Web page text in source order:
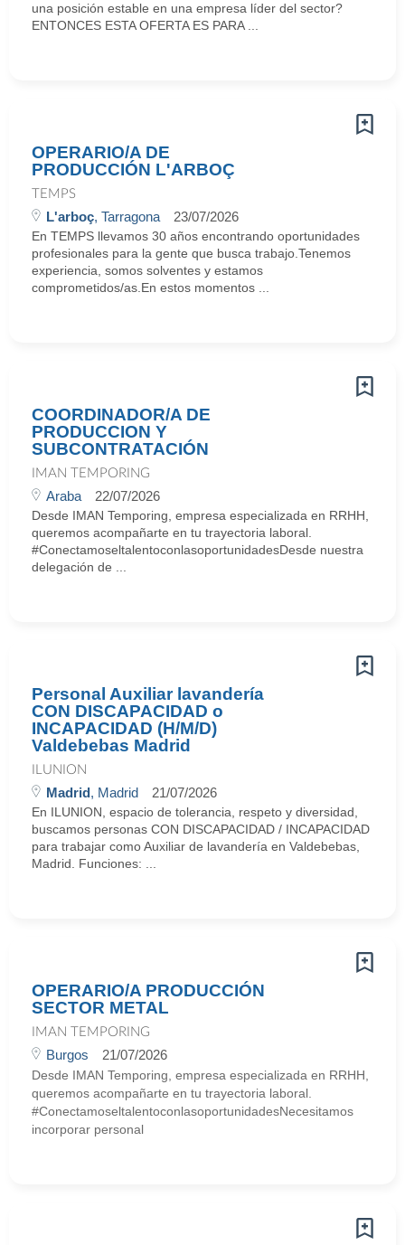
una posición estable en una empresa líder del sector?
ENTONCES ESTA OFERTA ES PARA ...
OPERARIO/A DE
PRODUCCIÓN L'ARBOÇ
TEMPS
L'arboç, Tarragona 23/07/2026
En TEMPS llevamos 30 años encontrando oportunidades
profesionales para la gente que busca trabajo.Tenemos
experiencia, somos solventes y estamos
comprometidos/as.En estos momentos ...
COORDINADOR/A DE
PRODUCCION Y
SUBCONTRATACIÓN
IMAN TEMPORING
Araba 22/07/2026
Desde IMAN Temporing, empresa especializada en RRHH,
queremos acompañarte en tu trayectoria laboral.
#ConectamoseltalentoconlasoportunidadesDesde nuestra
delegación de ...
Personal Auxiliar lavandería
CON DISCAPACIDAD o
INCAPACIDAD (H/M/D)
Valdebebas Madrid
ILUNION
Madrid, Madrid 21/07/2026
En ILUNION, espacio de tolerancia, respeto y diversidad,
buscamos personas CON DISCAPACIDAD / INCAPACIDAD
para trabajar como Auxiliar de lavandería en Valdebebas,
Madrid. Funciones: ...
OPERARIO/A PRODUCCIÓN
SECTOR METAL
IMAN TEMPORING
Burgos 21/07/2026
Desde IMAN Temporing, empresa especializada en RRHH,
queremos acompañarte en tu trayectoria laboral.
#ConectamoseltalentoconlasoportunidadesNecesitamos
incorporar personal